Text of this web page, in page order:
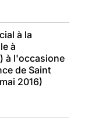
à la
à
à l'occasione
de Saint
2016)